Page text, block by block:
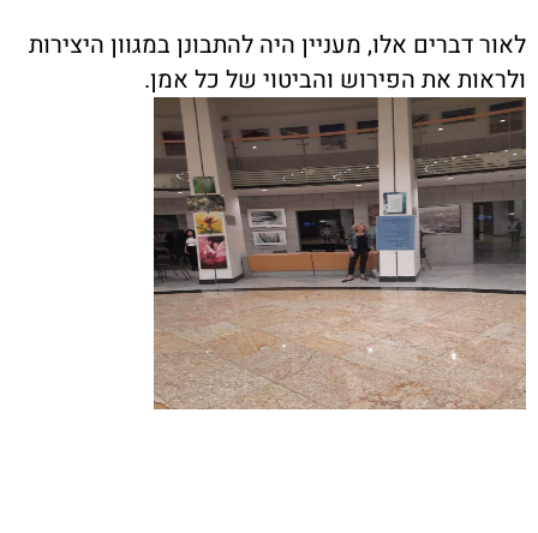
לאור דברים אלו, מעניין היה להתבונן במגוון היצירות
ולראות את הפירוש והביטוי של כל אמן.